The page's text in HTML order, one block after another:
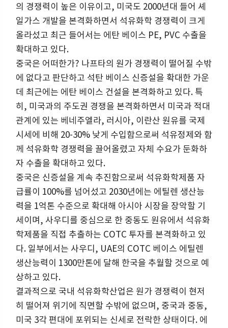
의 경쟁력이 높은 이유이고, 미국도 2000년대 들어 셰
일가스 개발을 본격화하면서 석유화학 경쟁력이 크게
올라섰고 최근 들어서는 에탄 베이스 PE, PVC 수출을
확대하고 있다.
중국은 어떠한가? 나프타의 원가 경쟁력이 떨어질 수밖
에 없다고 판단하고 석탄 베이스 신증설을 확대한 가운
데 최근에는 에탄 베이스 건설을 본격화하고 있다. 특
히, 미국과의 주도권 경쟁을 본격화하면서 미국과 적대
관계에 있는 베네주엘라, 러시아, 이란산 원유를 국제
시세에 비해 20-30% 낮게 수입함으로써 석유정제와 함
께 석유화학 경쟁력을 끌어올렸고 자체 수요가 둔화하
자 수출을 확대하고 있다.
중국은 신증설을 계속 추진함으로써 석유화학제품 자
급률이 100%를 넘어섰고 2030년에는 에틸렌 생산능
력을 1억톤 수준으로 확대해 아시아 시장을 장악할 기
세이며, 사우디를 중심으로 한 중동도 원유에서 석유화
학제품을 직접 추출하는 COTC 투자를 본격화하고 있
다. 일부에서는 사우디, UAE의 COTC 베이스 에틸렌
생산능력이 1300만톤에 달해 한국을 추월할 것으로 예
상하고 있다.
결과적으로 국내 석유화학산업은 원가 경쟁력이 현저
히 떨어져 위기에 직면할 수밖에 없으며, 중국과 중동,
미국 3각 편대에 포위되는 신세로 전락한 상태이다. 에